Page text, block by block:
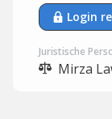
Login
Juristische
Mirza